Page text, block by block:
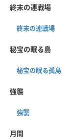
終末の連戦場
終末の連戦場
秘宝の眠る島
秘宝の眠る孤島
強襲
強襲
月間